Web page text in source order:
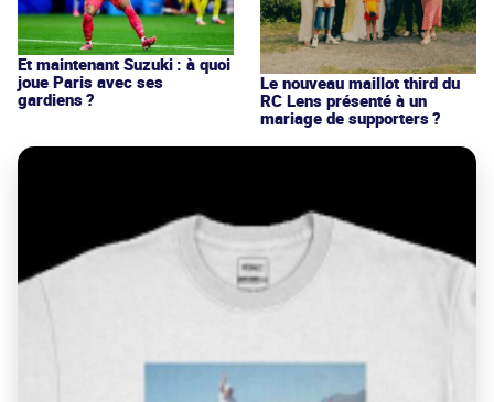
Et maintenant Suzuki : à quoi
joue Paris avec ses
gardiens ?
Le nouveau maillot third du
RC Lens présenté à un
mariage de supporters ?